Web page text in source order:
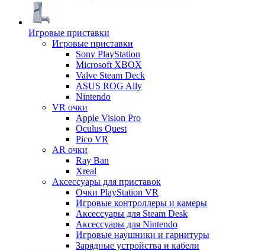
Игровые приставки
Игровые приставки
Sony PlayStation
Microsoft XBOX
Valve Steam Deck
ASUS ROG Ally
Nintendo
VR очки
Apple Vision Pro
Oculus Quest
Pico VR
AR очки
Ray Ban
Xreal
Аксессуары для приставок
Очки PlayStation VR
Игровые контроллеры и камеры
Аксессуары для Steam Desk
Аксессуары для Nintendo
Игровые наушники и гарнитуры
Зарядные устройства и кабели